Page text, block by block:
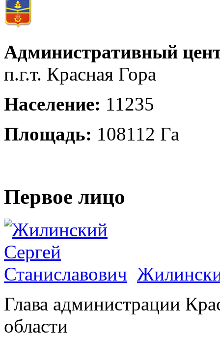
Административный
п.г.т. Красная Гора
Население: 11235
Площадь: 108112 Га
Первое лицо
Глава администрации
области